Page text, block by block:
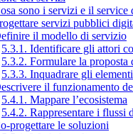
sono i servizi e il service
servizi pubblici
il modello di servizio
5.3.1. Identificare gli attori
5.3.2. Formulare la proposta
5.3.3. Inquadrare gli
il funzionamento
5.4.1. Mappare l’ecosistema
5.4.2. Rappresentare i flussi
progettare le soluzioni